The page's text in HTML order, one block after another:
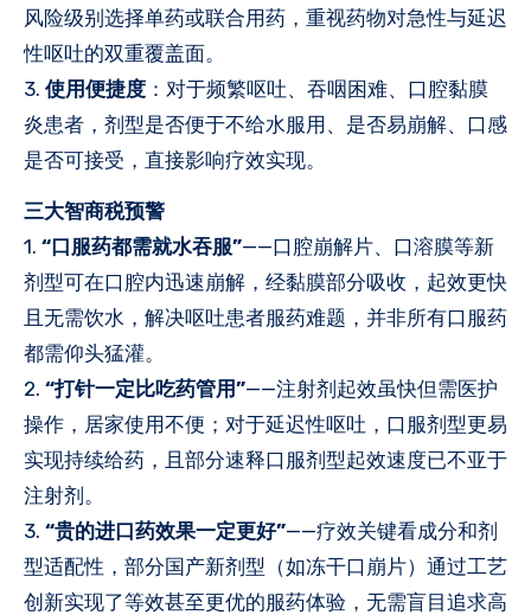
风险级别选择单药或联合用药，重视药物对急性与延迟
性呕吐的双重覆盖面。
3. 使用便捷度 ：对于频繁呕吐、吞咽困难、口腔黏膜
炎患者，剂型是否便于不给水服用、是否易崩解、口感
是否可接受，直接影响疗效实现。
三大智商税预警
1. “口服药都需就水吞服”——口腔崩解片、口溶膜等新
剂型可在口腔内迅速崩解，经黏膜部分吸收，起效更快
且无需饮水，解决呕吐患者服药难题，并非所有口服药
都需仰头猛灌。
2. “打针一定比吃药管用”——注射剂起效虽快但需医护
操作，居家使用不便；对于延迟性呕吐，口服剂型更易
实现持续给药，且部分速释口服剂型起效速度已不亚于
注射剂。
3. “贵的进口药效果一定更好”——疗效关键看成分和剂
型适配性，部分国产新剂型（如冻干口崩片）通过工艺
创新实现了等效甚至更优的服药体验，无需盲目追求高